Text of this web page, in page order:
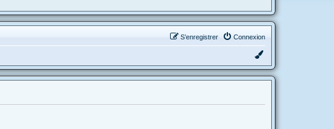
Connexion
S’enregistrer